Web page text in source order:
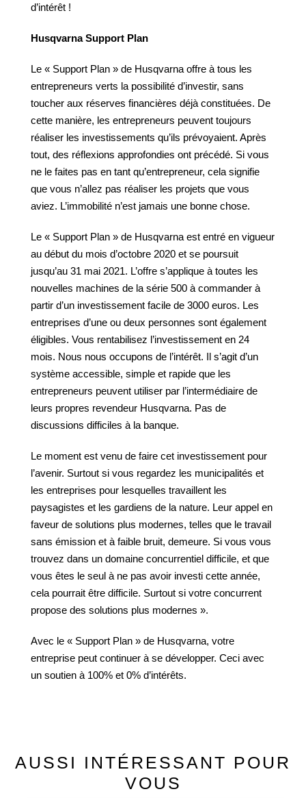
d’intérêt !
Husqvarna Support Plan
Le « Support Plan » de Husqvarna offre à tous les
entrepreneurs verts la possibilité d’investir, sans
toucher aux réserves financières déjà constituées. De
cette manière, les entrepreneurs peuvent toujours
réaliser les investissements qu’ils prévoyaient. Après
tout, des réflexions approfondies ont précédé. Si vous
ne le faites pas en tant qu’entrepreneur, cela signifie
que vous n’allez pas réaliser les projets que vous
aviez. L’immobilité n’est jamais une bonne chose.
Le « Support Plan » de Husqvarna est entré en vigueur
au début du mois d’octobre 2020 et se poursuit
jusqu’au 31 mai 2021. L’offre s’applique à toutes les
nouvelles machines de la série 500 à commander à
partir d’un investissement facile de 3000 euros. Les
entreprises d’une ou deux personnes sont également
éligibles. Vous rentabilisez l’investissement en 24
mois. Nous nous occupons de l’intérêt. Il s’agit d’un
système accessible, simple et rapide que les
entrepreneurs peuvent utiliser par l’intermédiaire de
leurs propres revendeur Husqvarna. Pas de
discussions difficiles à la banque.
Le moment est venu de faire cet investissement pour
l’avenir. Surtout si vous regardez les municipalités et
les entreprises pour lesquelles travaillent les
paysagistes et les gardiens de la nature. Leur appel en
faveur de solutions plus modernes, telles que le travail
sans émission et à faible bruit, demeure. Si vous vous
trouvez dans un domaine concurrentiel difficile, et que
vous êtes le seul à ne pas avoir investi cette année,
cela pourrait être difficile. Surtout si votre concurrent
propose des solutions plus modernes ».
Avec le « Support Plan » de Husqvarna, votre
entreprise peut continuer à se développer. Ceci avec
un soutien à 100% et 0% d’intérêts.
AUSSI INTÉRESSANT POUR
VOUS